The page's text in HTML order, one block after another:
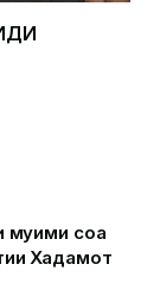
соҳа
Хадамот